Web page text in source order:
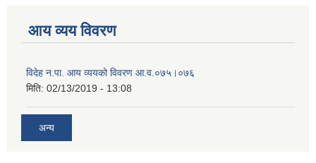
आय व्यय विवरण
विदेह न.पा. आय व्ययको विवरण आ.व.०७५।०७६
मिति: 02/13/2019 - 13:08
अन्य